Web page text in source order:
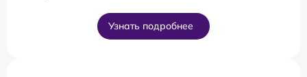
Узнать подробнее